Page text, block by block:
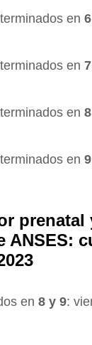
en 6
en 7
en 8
en 9
prenatal
ANSES:
en 8 y 9: